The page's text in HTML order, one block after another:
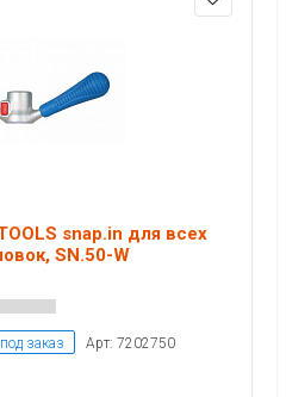
snap.in для всех
SN.50-W
заказ Арт: 7202750